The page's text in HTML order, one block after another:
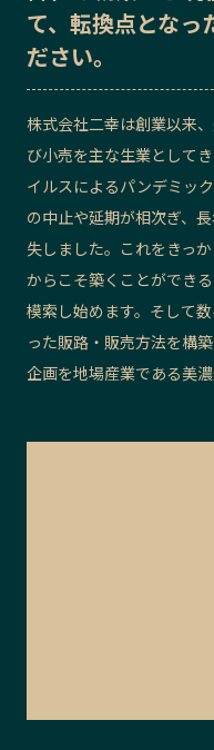
記事ライター
て、転換点となっ
ださい。
株式会社二幸は創業以来
び小売を主な生業として
イルスによるパンデミッ
の中止や延期が相次ぎ、
失しました。これをきっか
からこそ築くことができ
模索し始めます。そして
った販路・販売方法を構
企画を地場産業である美